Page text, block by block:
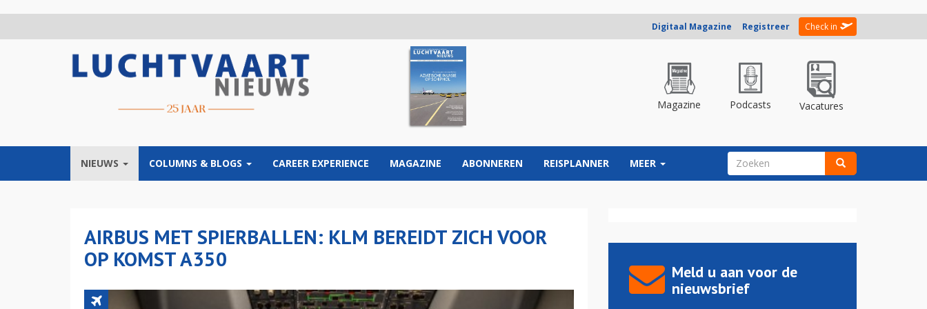
Digitaal Magazine Registreer Check in
Magazine Podcasts Vacatures
NIEUWS COLUMNS & BLOGS CAREER EXPERIENCE MAGAZINE ABONNEREN REISPLANNER MEER ZOEKVELD
AIRBUS MET SPIERBALLEN: KLM BEREIDT ZICH VOOR
OP KOMST A350
Meld u aan voor de
nieuwsbrief